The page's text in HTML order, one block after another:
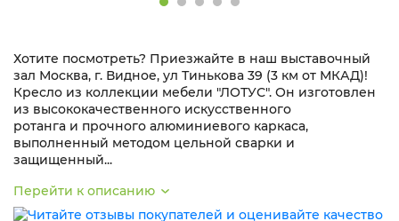
Хотите посмотреть? Приезжайте в наш выставочный
зал Москва, г. Видное, ул Тинькова 39 (3 км от МКАД)!
Кресло из коллекции мебели "ЛОТУС". Он изготовлен
из высококачественного искусственного
ротанга и прочного алюминиевого каркаса,
выполненный методом цельной сварки и
защищенный...
Перейти к описанию